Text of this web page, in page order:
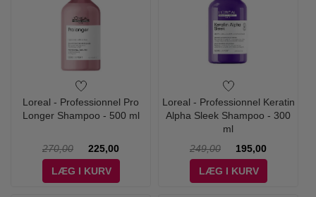
Loreal - Professionnel Pro
Longer Shampoo - 500 ml
270,00
225,00
LÆG I KURV
Loreal - Professionnel Keratin
Alpha Sleek Shampoo - 300
ml
249,00
195,00
LÆG I KURV